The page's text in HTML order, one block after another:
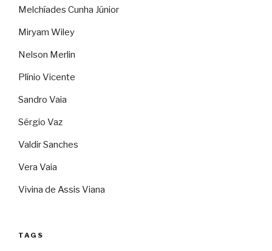
Melchíades Cunha Júnior
Miryam Wiley
Nelson Merlin
Plínio Vicente
Sandro Vaia
Sérgio Vaz
Valdir Sanches
Vera Vaia
Vivina de Assis Viana
TAGS